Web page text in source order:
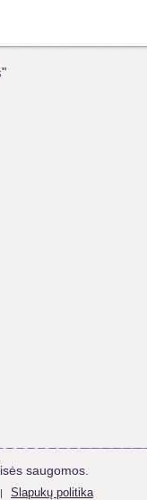
saugomos.
| Slapukų politika